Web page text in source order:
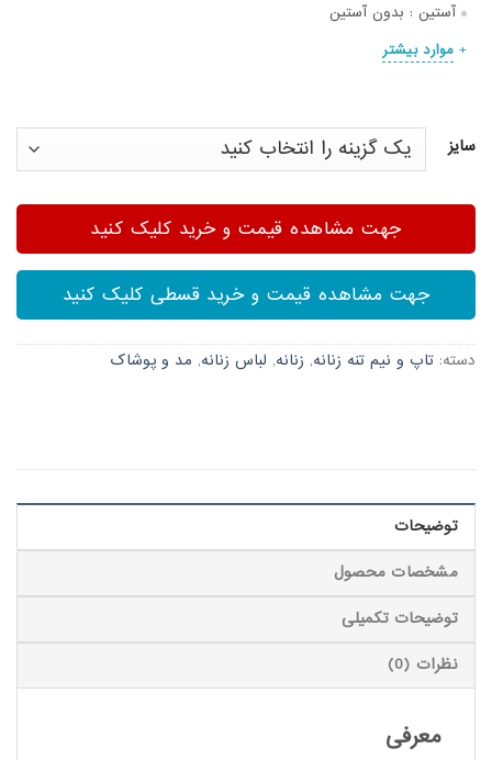
آستین : بدون آستین
موارد بیشتر
سایز
جهت مشاهده قیمت و خرید کلیک کنید
جهت مشاهده قیمت و خرید قسطی کلیک کنید
دسته: تاپ و نیم تنه زنانه, زنانه, لباس زنانه, مد و پوشاک
توضیحات
مشخصات محصول
توضیحات تکمیلی
نظرات (0)
معرفی